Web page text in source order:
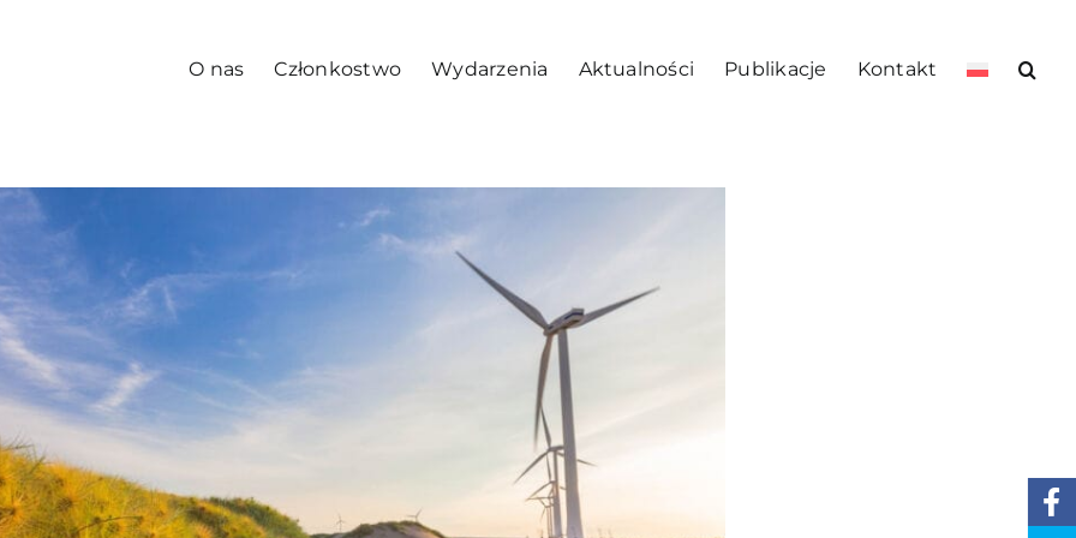
O nas Członkostwo Wydarzenia Aktualności Publikacje Kontakt